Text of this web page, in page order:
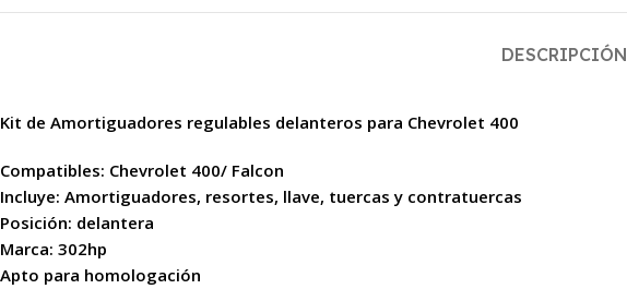
DESCRIPCIÓN
Kit de Amortiguadores regulables delanteros para Chevrolet 400
Compatibles: Chevrolet 400/ Falcon
Incluye: Amortiguadores, resortes, llave, tuercas y contratuercas
Posición: delantera
Marca: 302hp
Apto para homologación